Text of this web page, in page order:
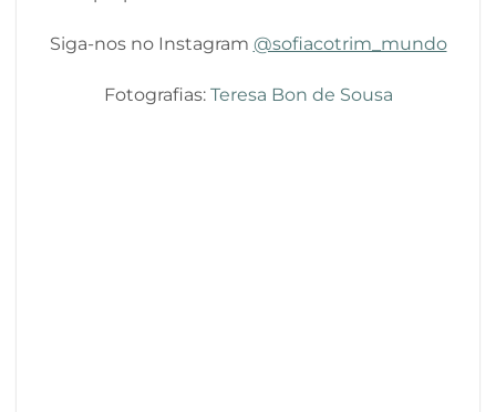
Siga-nos no Instagram @sofiacotrim_mundo
Fotografias: Teresa Bon de Sousa